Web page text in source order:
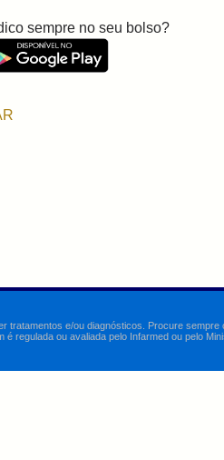
sempre no seu bolso?
e/ou diagnósticos. Procure
ou avaliada pelo Infarmed ou pelo